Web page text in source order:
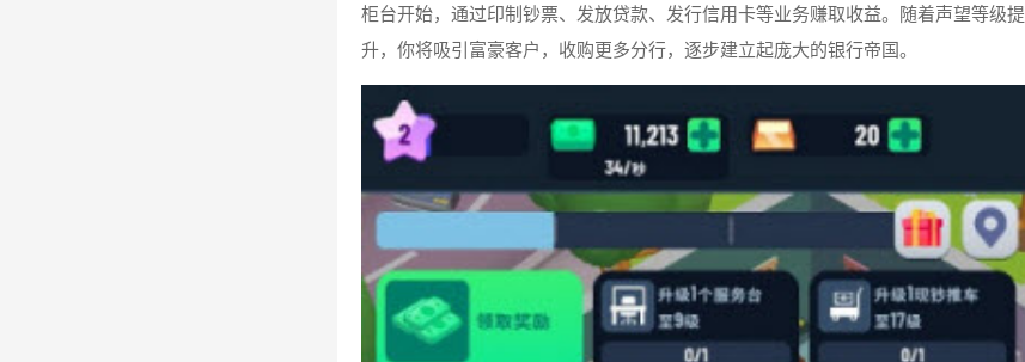
柜台开始，通过印制钞票、发放贷款、发行信用卡等业务赚取收益。随着声望等级提
升，你将吸引富豪客户，收购更多分行，逐步建立起庞大的银行帝国。